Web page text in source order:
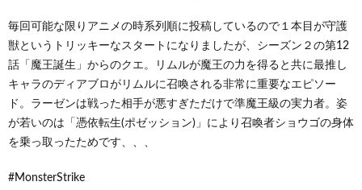
毎回可能な限りアニメの時系列順に投稿しているので１本目が守護
獣というトリッキーなスタートになりましたが、シーズン２の第12
話「魔王誕生」からのクエ。リムルが魔王の力を得ると共に最推し
キャラのディアブロがリムルに召喚される非常に重要なエピソー
ド。ラーゼンは戦った相手が悪すぎただけで準魔王級の実力者。姿
が若いのは「憑依転生(ポゼッション)」により召喚者ショウゴの身体
を乗っ取ったためです、、、
#MonsterStrike